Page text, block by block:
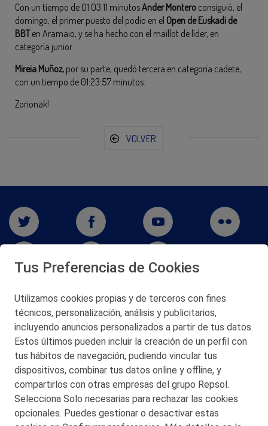
Con un tiempo de 01:03:11 minutosAnder Montero consiguió, el
domingo, el primer puesto del podio en el Open de Euskadi de
BBTen Aramaio, y se ha hecho con el maillot de líder, en
categoría junior.
Mireia Muñoz, por su parte, quedó tercera en categoría cadete,
con un tiempo de 01:23:57 minutos.
Zorionak!
VOLVER
San Martín 5-Edificio Muñatones,
48550 Muskiz (Bizkaia)
Telf. 946 357 000
© 2026 Petronor S.A.
CONTACTO
Tus Preferencias de Cookies
Utilizamos cookies propias y de terceros con fines
técnicos, personalización, análisis y publicitarios,
incluyendo anuncios personalizados a partir de tus datos.
Estos últimos pueden incluir la creación de un perfil con
tus hábitos de navegación, pudiendo vincular tus
dispositivos, combinar tus datos online y offline, y
compartirlos con otras empresas del grupo Repsol.
Selecciona Solo necesarias para rechazar las cookies
opcionales. Puedes gestionar o desactivar estas